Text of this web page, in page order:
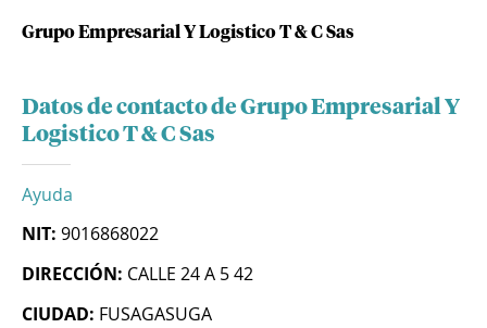
Grupo Empresarial Y Logistico T & C Sas
Datos de contacto de Grupo Empresarial Y
Logistico T & C Sas
Ayuda
NIT: 9016868022
DIRECCIÓN: CALLE 24 A 5 42
CIUDAD: FUSAGASUGA